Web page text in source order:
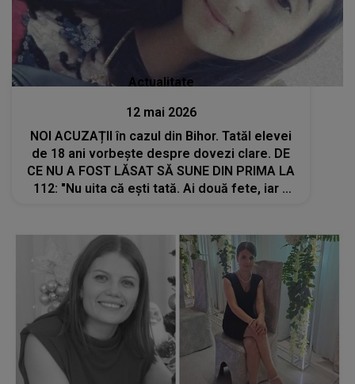
Actualitate
12 mai 2026
NOI ACUZAȚII în cazul din Bihor. Tatăl elevei
de 18 ani vorbește despre dovezi clare. DE
CE NU A FOST LĂSAT SĂ SUNE DIN PRIMA LA
112: "Nu uita că ești tată. Ai două fete, iar a